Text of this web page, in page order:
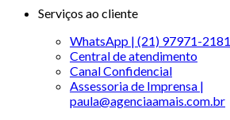
Serviços ao cliente
WhatsApp | (21) 97971-2181
Central de atendimento
Canal Confidencial
Assessoria de Imprensa |
paula@agenciaamais.com.br